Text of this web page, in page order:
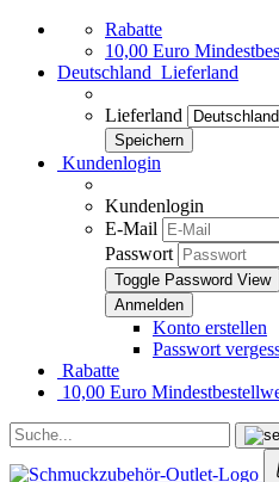
Rabatte
10,00 Euro
Deutschland Lieferland
Lieferland
Kundenlogin
Kundenlogin
E-Mail
Passwort
Toggle Password View
Konto erstellen
Passwort
Rabatte
10,00 Euro